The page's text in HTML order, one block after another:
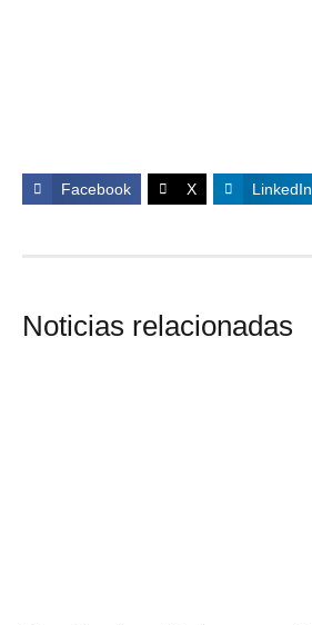
Facebook X LinkedIn
Noticias relacionadas